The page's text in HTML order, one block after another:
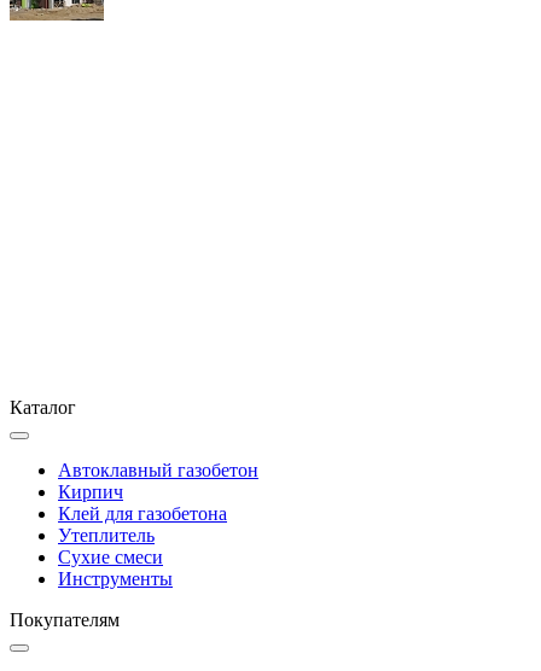
Каталог
Автоклавный газобетон
Кирпич
Клей для газобетона
Утеплитель
Сухие смеси
Инструменты
Покупателям